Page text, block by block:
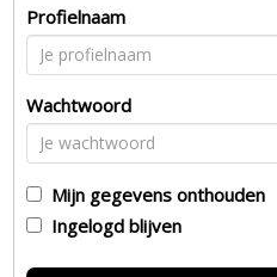
Profielnaam
Wachtwoord
Mijn gegevens onthouden
Ingelogd blijven